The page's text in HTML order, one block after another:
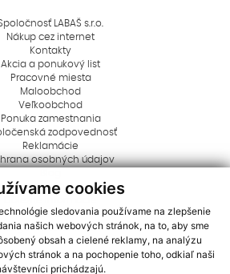
cookies
sledovania používame na zlepšenie
našich webových stránok, na to, aby sme
obsah a cielené reklamy, na analýzu
stránok a na pochopenie toho, odkiaľ naši
prichádzajú.
LABAŠ s.r.o.
Nákup cez internet
Kontakty
Akcia a ponukový list
Pracovné miesta
Maloobchod
Veľkoobchod
Ponuka zamestnania
zodpovednosť
Reklamácie
osobných údajov
Rady a tipy
Aktuality
Logá na stiahnutie
Dôležité oznamy
Cookies